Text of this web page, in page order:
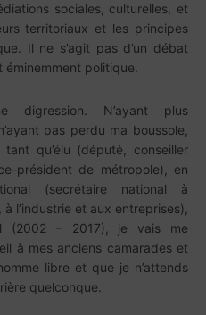
sociales, culturelles, et
territoriaux et les principes
Il ne s’agit pas d’un débat
éminemment politique.
digression. N’ayant plus
pas perdu ma boussole,
qu’élu (député, conseiller
président de métropole), en
(secrétaire national à
l’industrie et aux entreprises),
(2002 – 2017), je vais me
à mes anciens camarades et
libre et que je n’attends
quelconque.